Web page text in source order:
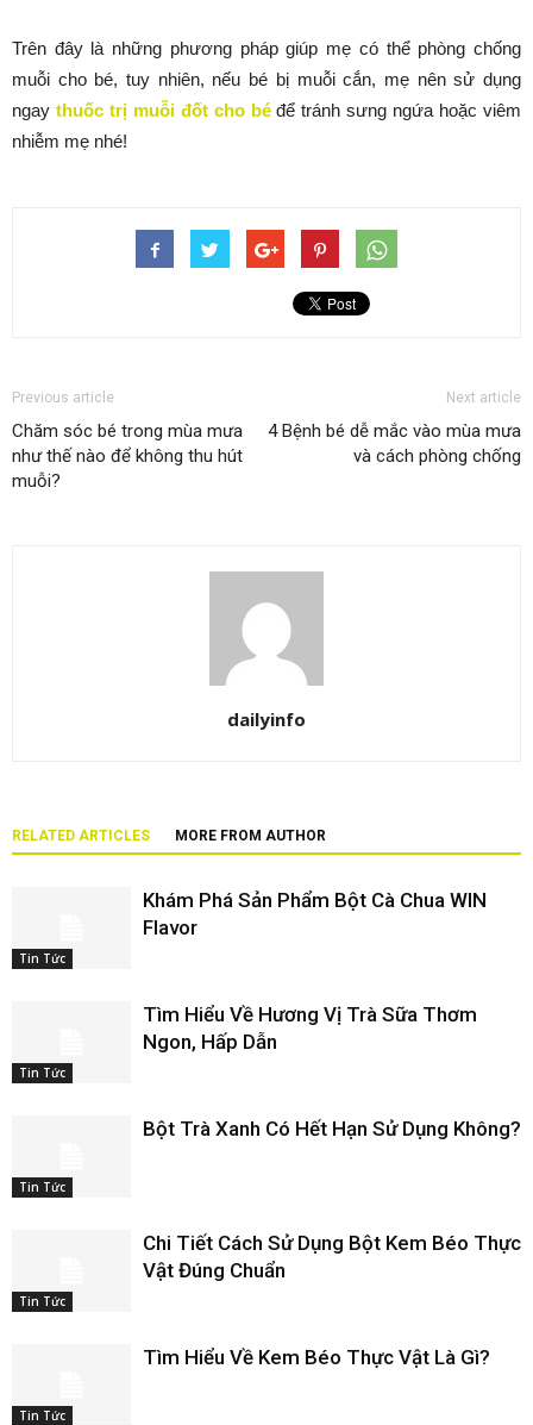
Trên đây là những phương pháp giúp mẹ có thể phòng chống
muỗi cho bé, tuy nhiên, nếu bé bị muỗi cắn, mẹ nên sử dụng
ngay thuốc trị muỗi đốt cho béđể tránh sưng ngứa hoặc viêm
nhiễm mẹ nhé!
Previous article
Chăm sóc bé trong mùa mưa
như thế nào để không thu hút
muỗi?
Next article
4 Bệnh bé dễ mắc vào mùa mưa
và cách phòng chống
dailyinfo
RELATED ARTICLES MORE FROM AUTHOR
Tin Tức
Khám Phá Sản Phẩm Bột Cà Chua WIN
Flavor
Tin Tức
Tìm Hiểu Về Hương Vị Trà Sữa Thơm
Ngon, Hấp Dẫn
Tin Tức
Bột Trà Xanh Có Hết Hạn Sử Dụng Không?
Tin Tức
Chi Tiết Cách Sử Dụng Bột Kem Béo Thực
Vật Đúng Chuẩn
Tin Tức
Tìm Hiểu Về Kem Béo Thực Vật Là Gì?